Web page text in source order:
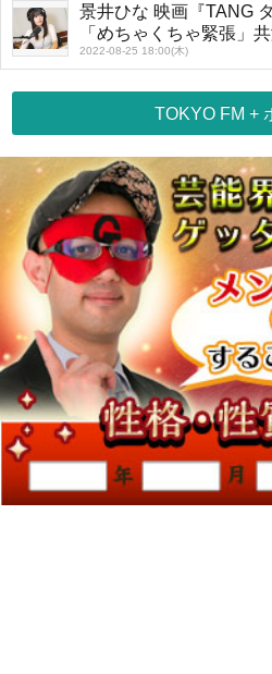
景井ひな 映画『TANG
「めちゃくちゃ緊張」
2022-08-25 18:00(木)
TOKYO FM +